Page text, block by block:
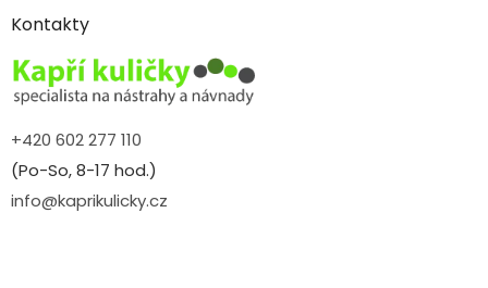
aKontakty
+420 602 277 110
(Po-So, 8-17 hod.)
info@kaprikulicky.cz